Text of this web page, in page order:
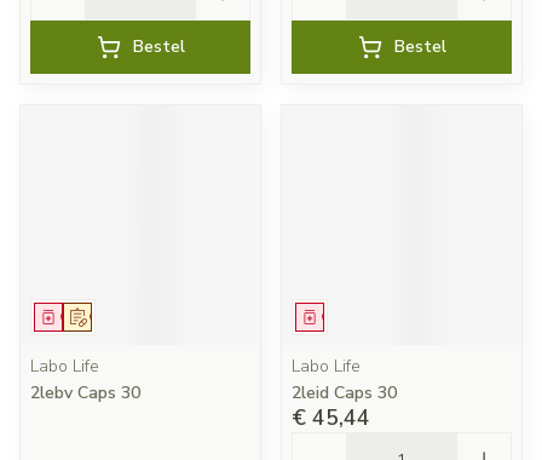
Bestel Bestel
Op voorschrift
Geneesmiddel
Labo Life
2lebv Caps 30
Geneesmiddel
Labo Life
2leid Caps 30
€ 45,44